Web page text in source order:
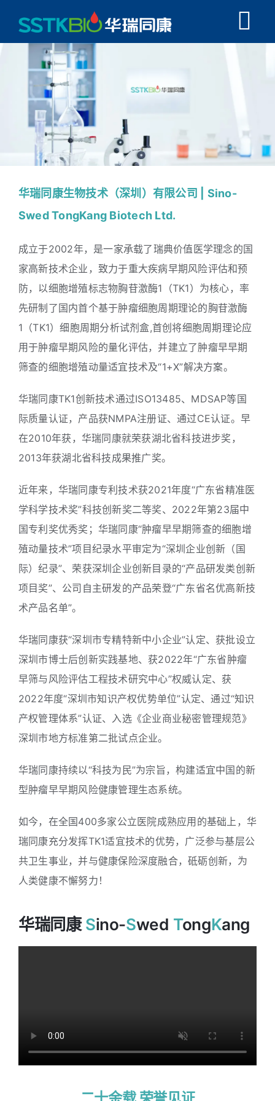
走进SSTK
TK1常见问题
融合创新
同康资讯
联系我们
华瑞同康生物技术（深圳）有限公司 | Sino-
Swed TongKang Biotech Ltd.
成立于2002年，是一家承载了瑞典价值医学理念的国
家高新技术企业，致力于重大疾病早期风险评估和预
防，以细胞增殖标志物胸苷激酶1（TK1）为核心，率
先研制了国内首个基于肿瘤细胞周期理论的胸苷激酶
1（TK1）细胞周期分析试剂盒,首创将细胞周期理论应
用于肿瘤早期风险的量化评估，并建立了肿瘤早早期
筛查的细胞增殖动量适宜技术及“1+X”解决方案。
华瑞同康TK1创新技术通过ISO13485、MDSAP等国
际质量认证，产品获NMPA注册证、通过CE认证。早
在2010年获，华瑞同康就荣获湖北省科技进步奖，
2013年获湖北省科技成果推广奖。
近年来，华瑞同康专利技术获2021年度“广东省精准医
学科学技术奖”科技创新奖二等奖、2022年第23届中
国专利奖优秀奖；华瑞同康“肿瘤早早期筛查的细胞增
殖动量技术”项目纪录水平审定为“深圳企业创新（国
际）纪录”、荣获深圳企业创新目录的“产品研发类创新
项目奖”、公司自主研发的产品荣登“广东省名优高新技
术产品名单”。
华瑞同康获“深圳市专精特新中小企业”认定、获批设立
深圳市博士后创新实践基地、获2022年“广东省肿瘤
早筛与风险评估工程技术研究中心”权威认定、获
2022年度“深圳市知识产权优势单位”认定、通过“知识
产权管理体系”认证、入选《企业商业秘密管理规范》
深圳市地方标准第二批试点企业。
华瑞同康持续以“科技为民”为宗旨，构建适宜中国的新
型肿瘤早早期风险健康管理生态系统。
如今，在全国400多家公立医院成熟应用的基础上，华
瑞同康充分发挥TK1适宜技术的优势，广泛参与基层公
共卫生事业，并与健康保险深度融合，砥砺创新，为
人类健康不懈努力！
华瑞同康SIno-SWed TOngKAng